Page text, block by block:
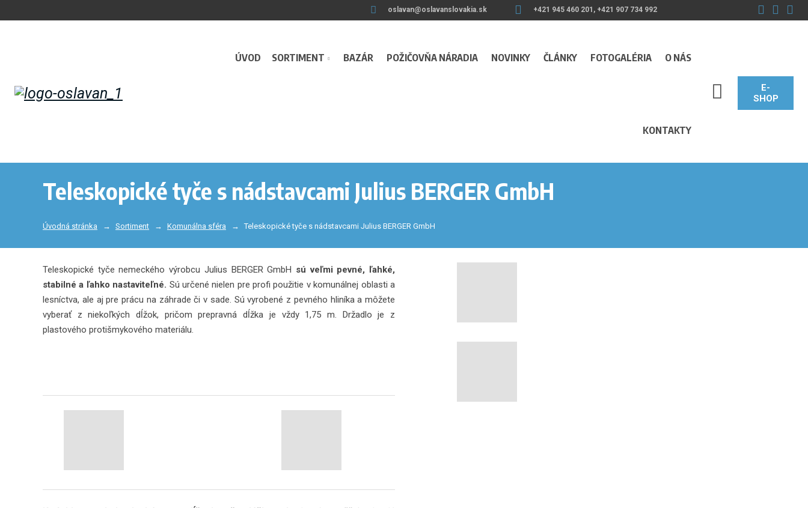
oslavan@oslavanslovakia.sk +421 945 460 201, +421 907 734 992
ÚVOD SORTIMENT BAZÁR POŽIČOVŇA NÁRADIA NOVINKY ČLÁNKY FOTOGALÉRIA O NÁS
KONTAKTY
SEARCH_LABEL
E-
SHOP
Teleskopické tyče s nádstavcami Julius BERGER GmbH
Úvodná stránka Sortiment Komunálna sféra Teleskopické tyče s nádstavcami Julius BERGER GmbH
Teleskopické tyče nemeckého výrobcu Julius BERGER GmbH sú veľmi pevné, ľahké,
stabilné a ľahko nastaviteľné. Sú určené nielen pre profi použitie v komunálnej oblasti a
lesníctva, ale aj pre prácu na záhrade či v sade. Sú vyrobené z pevného hliníka a môžete
vyberať z niekoľkých dĺžok, pričom prepravná dĺžka je vždy 1,75 m. Držadlo je z
plastového protišmykového materiálu.